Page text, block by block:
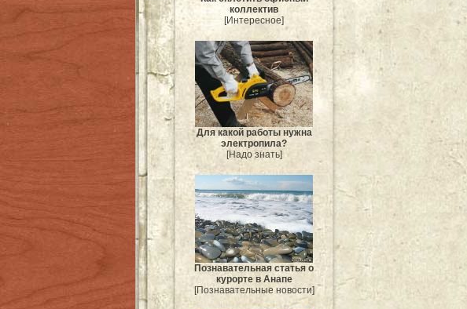
коллектив
[Интересное]
Для какой работы нужна
электропила?
[Надо знать]
Познавательная статья о
курорте в Анапе
[Познавательные новости]